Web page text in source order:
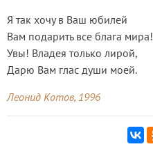
Я так хочу в Ваш юбилей
Вам подарить все блага мира!
Увы! Владея только лирой,
Дарю Вам глас души моей.
Леонид Котов, 1996